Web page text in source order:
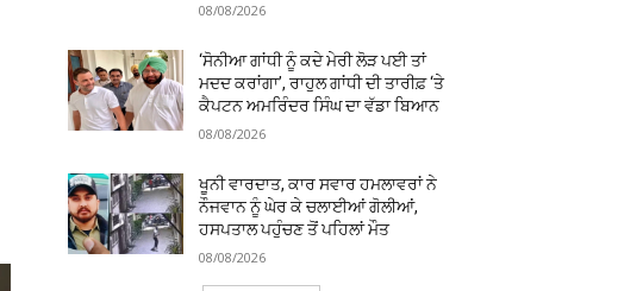
08/08/2026
‘ਸੋਨੀਆ ਗਾਂਧੀ ਨੂੰ ਕਦੇ ਮੇਰੀ ਲੋੜ ਪਈ ਤਾਂ
ਮਦਦ ਕਰਾਂਗਾ’, ਰਾਹੁਲ ਗਾਂਧੀ ਦੀ ਤਾਰੀਫ਼ ‘ਤੇ
ਕੈਪਟਨ ਅਮਰਿੰਦਰ ਸਿੰਘ ਦਾ ਵੱਡਾ ਬਿਆਨ
08/08/2026
ਖੂਨੀ ਵਾਰਦਾਤ, ਕਾਰ ਸਵਾਰ ਹਮਲਾਵਰਾਂ ਨੇ
ਨੌਜਵਾਨ ਨੂੰ ਘੇਰ ਕੇ ਚਲਾਈਆਂ ਗੋਲੀਆਂ,
ਹਸਪਤਾਲ ਪਹੁੰਚਣ ਤੋਂ ਪਹਿਲਾਂ ਮੌਤ
08/08/2026